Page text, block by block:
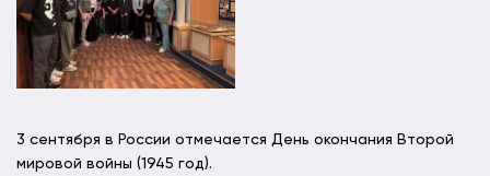
3 сентября в России отмечается День окончания Второй
мировой войны (1945 год).